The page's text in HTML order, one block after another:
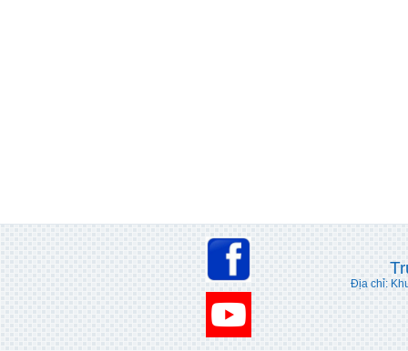
Địa chỉ: